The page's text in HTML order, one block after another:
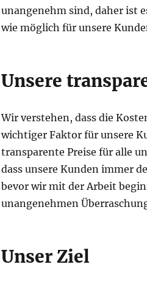
unangenehm sind, daher ist
wie möglich für unsere
Unsere
Wir verstehen, dass die
wichtiger Faktor für unsere
transparente Preise für alle
dass unsere Kunden immer
bevor wir mit der Arbeit
unangenehmen
Unser Ziel